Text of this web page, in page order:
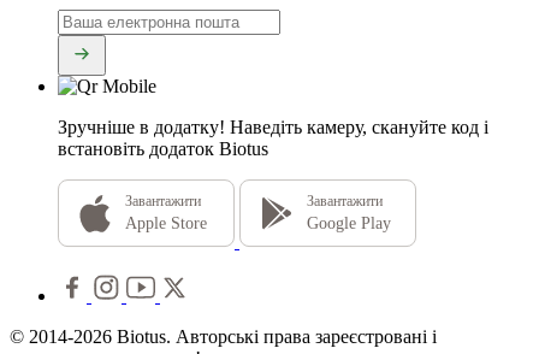
Зручніше в додатку! Наведіть камеру, скануйте код і
встановіть додаток Biotus
Завантажити
Apple Store
Завантажити
Google Play
© 2014-2026 Biotus. Авторські права зареєстровані і